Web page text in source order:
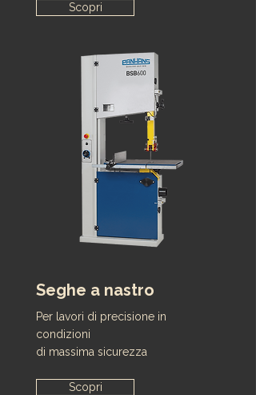
Scopri
Seghe a nastro
Per lavori di precisione in
condizioni
di massima sicurezza
Scopri